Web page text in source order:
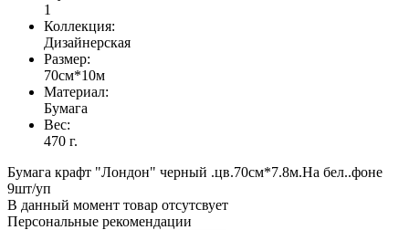
1
Коллекция:
Дизайнерская
Размер:
70см*10м
Материал:
Бумага
Вес:
470 г.
Бумага крафт "Лондон" черный .цв.70см*7.8м.На бел..фоне
9шт/уп
В данный момент товар отсутсвует
Персональные рекомендации